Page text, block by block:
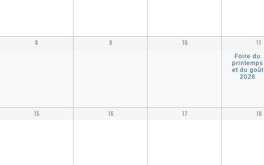
8 9 10 11
Foire du
printemps
et du goût
2026
15 16 17 18